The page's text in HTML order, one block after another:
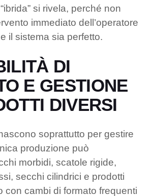
si rivela, perché non
immediato dell’operatore
il sistema sia perfetto.
DI
E GESTIONE
DIVERSI
soprattutto per gestire
produzione può
morbidi, scatole rigide,
secchi cilindrici e prodotti
con cambi di formato frequenti